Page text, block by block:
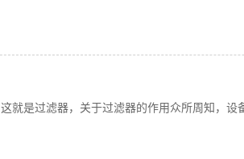
是过滤器，关于过滤器的作用众所周知，设